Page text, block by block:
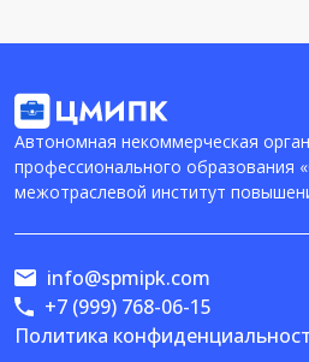
Автономная некоммерческая
профессионального образования
межотраслевой институт
Политика
info@spmipk.com
+7 (999) 768-06-15